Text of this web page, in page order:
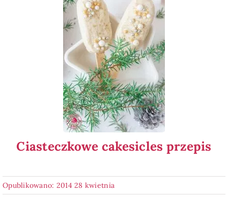
Ciasteczkowe cakesicles przepis
Opublikowano: 2014 28 kwietnia